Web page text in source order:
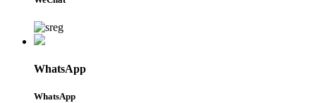
WhatsApp
WhatsApp